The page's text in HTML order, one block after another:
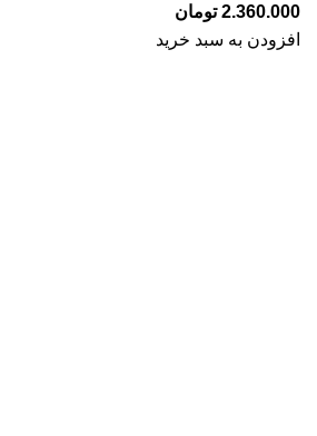
2.360.000 تومان
افزودن به سبد خرید